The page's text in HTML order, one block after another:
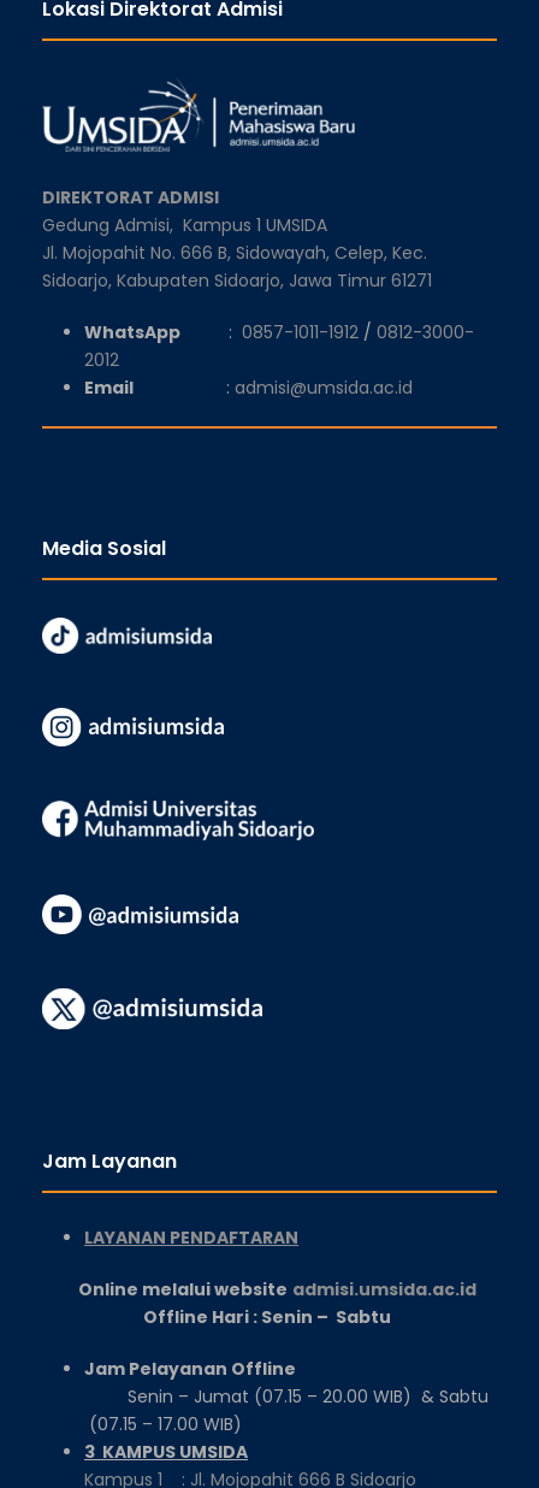
Lokasi Direktorat Admisi
DIREKTORAT ADMISI
Gedung Admisi, Kampus 1 UMSIDA
Jl. Mojopahit No. 666 B, Sidowayah, Celep, Kec.
Sidoarjo, Kabupaten Sidoarjo, Jawa Timur 61271
WhatsApp : 0857-1011-1912 / 0812-3000-
2012
Email
: admisi@umsida.ac.id
Media Sosial
Jam Layanan
LAYANAN PENDAFTARAN
Online melalui website admisi.umsida.ac.id
Offline Hari : Senin – Sabtu
Jam Pelayanan Offline
Senin – Jumat (07.15 – 20.00 WIB) & Sabtu
(07.15 – 17.00 WIB)
3 KAMPUS UMSIDA
Kampus 1 : Jl. Mojopahit 666 B Sidoarjo